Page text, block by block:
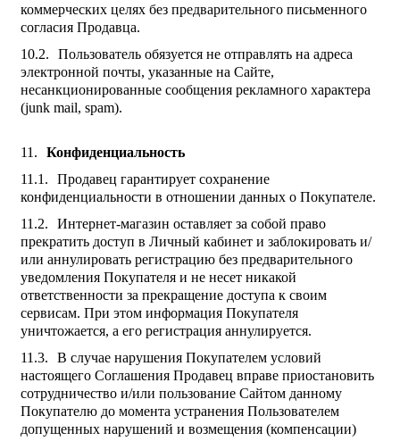
коммерческих целях без предварительного письменного
согласия Продавца.
Пользователь обязуется не отправлять на адреса
электронной почты, указанные на Сайте,
несанкционированные сообщения рекламного характера
(junk mail, spam).
Конфиденциальность
Продавец гарантирует сохранение
конфиденциальности в отношении данных о Покупателе.
Интернет-магазин оставляет за собой право
прекратить доступ в Личный кабинет и заблокировать и/
или аннулировать регистрацию без предварительного
уведомления Покупателя и не несет никакой
ответственности за прекращение доступа к своим
сервисам. При этом информация Покупателя
уничтожается, а его регистрация аннулируется.
В случае нарушения Покупателем условий
настоящего Соглашения Продавец вправе приостановить
сотрудничество и/или пользование Сайтом данному
Покупателю до момента устранения Пользователем
допущенных нарушений и возмещения (компенсации)